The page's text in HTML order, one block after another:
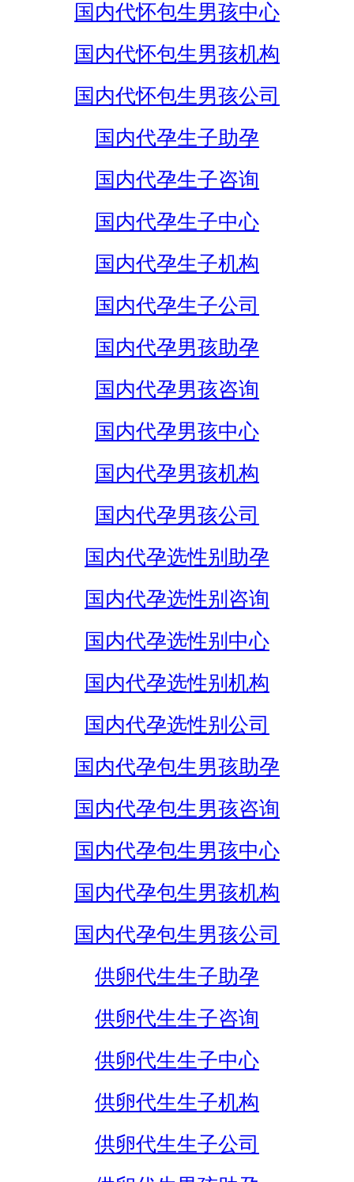
国内代怀包生男孩中心
国内代怀包生男孩机构
国内代怀包生男孩公司
国内代孕生子助孕
国内代孕生子咨询
国内代孕生子中心
国内代孕生子机构
国内代孕生子公司
国内代孕男孩助孕
国内代孕男孩咨询
国内代孕男孩中心
国内代孕男孩机构
国内代孕男孩公司
国内代孕选性别助孕
国内代孕选性别咨询
国内代孕选性别中心
国内代孕选性别机构
国内代孕选性别公司
国内代孕包生男孩助孕
国内代孕包生男孩咨询
国内代孕包生男孩中心
国内代孕包生男孩机构
国内代孕包生男孩公司
供卵代生生子助孕
供卵代生生子咨询
供卵代生生子中心
供卵代生生子机构
供卵代生生子公司